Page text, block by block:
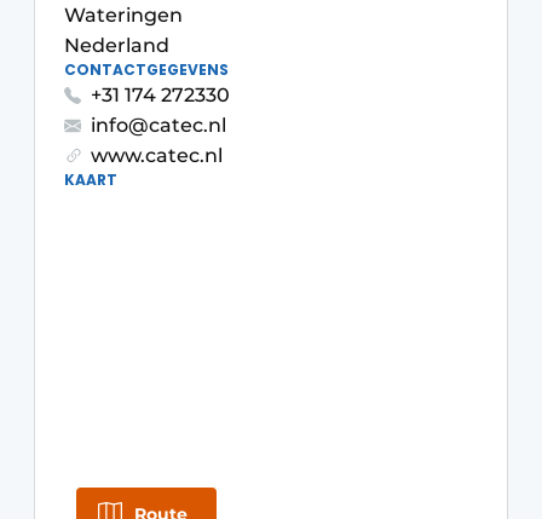
Privacy / Cookie statement
Vacature aanmelden
Vacatures
Video’s
Wateringen
Nederland
CONTACTGEGEVENS
+31 174 272330
info@catec.nl
www.catec.nl
KAART
Route